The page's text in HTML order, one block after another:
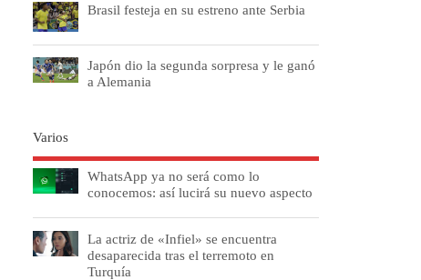
Brasil festeja en su estreno ante Serbia
Japón dio la segunda sorpresa y le ganó
a Alemania
Varios
WhatsApp ya no será como lo
conocemos: así lucirá su nuevo aspecto
La actriz de «Infiel» se encuentra
desaparecida tras el terremoto en
Turquía